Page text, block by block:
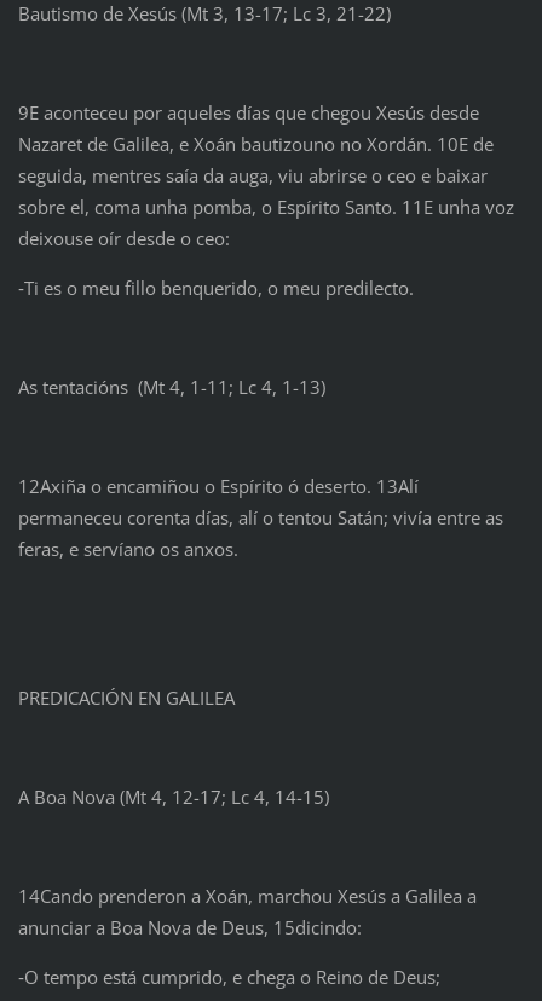
Bautismo de Xesús (Mt 3, 13-17; Lc 3, 21-22)
9E aconteceu por aqueles días que chegou Xesús desde
Nazaret de Galilea, e Xoán bautizouno no Xordán. 10E de
seguida, mentres saía da auga, viu abrirse o ceo e baixar
sobre el, coma unha pomba, o Espírito Santo. 11E unha voz
deixouse oír desde o ceo:
‑Ti es o meu fillo benquerido, o meu predilecto.
As tentacións (Mt 4, 1-11; Lc 4, 1-13)
12Axiña o encamiñou o Espírito ó deserto. 13Alí
permaneceu corenta días, alí o tentou Satán; vivía entre as
feras, e servíano os anxos.
PREDICACIÓN EN GALILEA
A Boa Nova (Mt 4, 12-17; Lc 4, 14-15)
14Cando prenderon a Xoán, marchou Xesús a Galilea a
anunciar a Boa Nova de Deus, 15dicindo:
‑O tempo está cumprido, e chega o Reino de Deus;